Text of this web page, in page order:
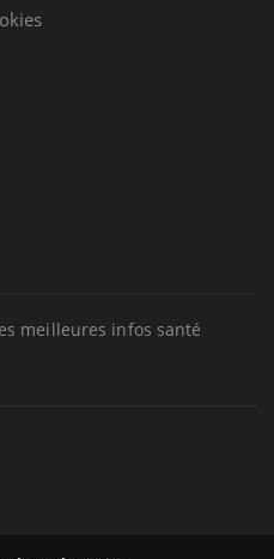
meilleures infos santé